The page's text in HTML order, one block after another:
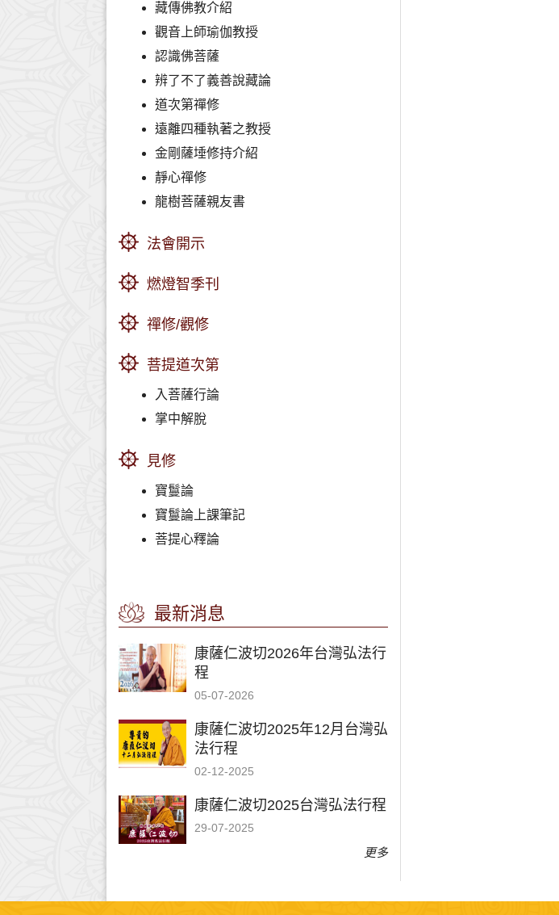
藏傳佛教介紹
觀音上師瑜伽教授
認識佛菩薩
辨了不了義善說藏論
道次第禪修
遠離四種執著之教授
金剛薩埵修持介紹
靜心禪修
龍樹菩薩親友書
法會開示
燃燈智季刊
禪修/觀修
菩提道次第
入菩薩行論
掌中解脫
見修
寶鬘論
寶鬘論上課筆記
菩提心釋論
最新消息
康薩仁波切2026年台灣弘法行
程
05-07-2026
康薩仁波切2025年12月台灣弘
法行程
02-12-2025
康薩仁波切2025台灣弘法行程
29-07-2025
更多